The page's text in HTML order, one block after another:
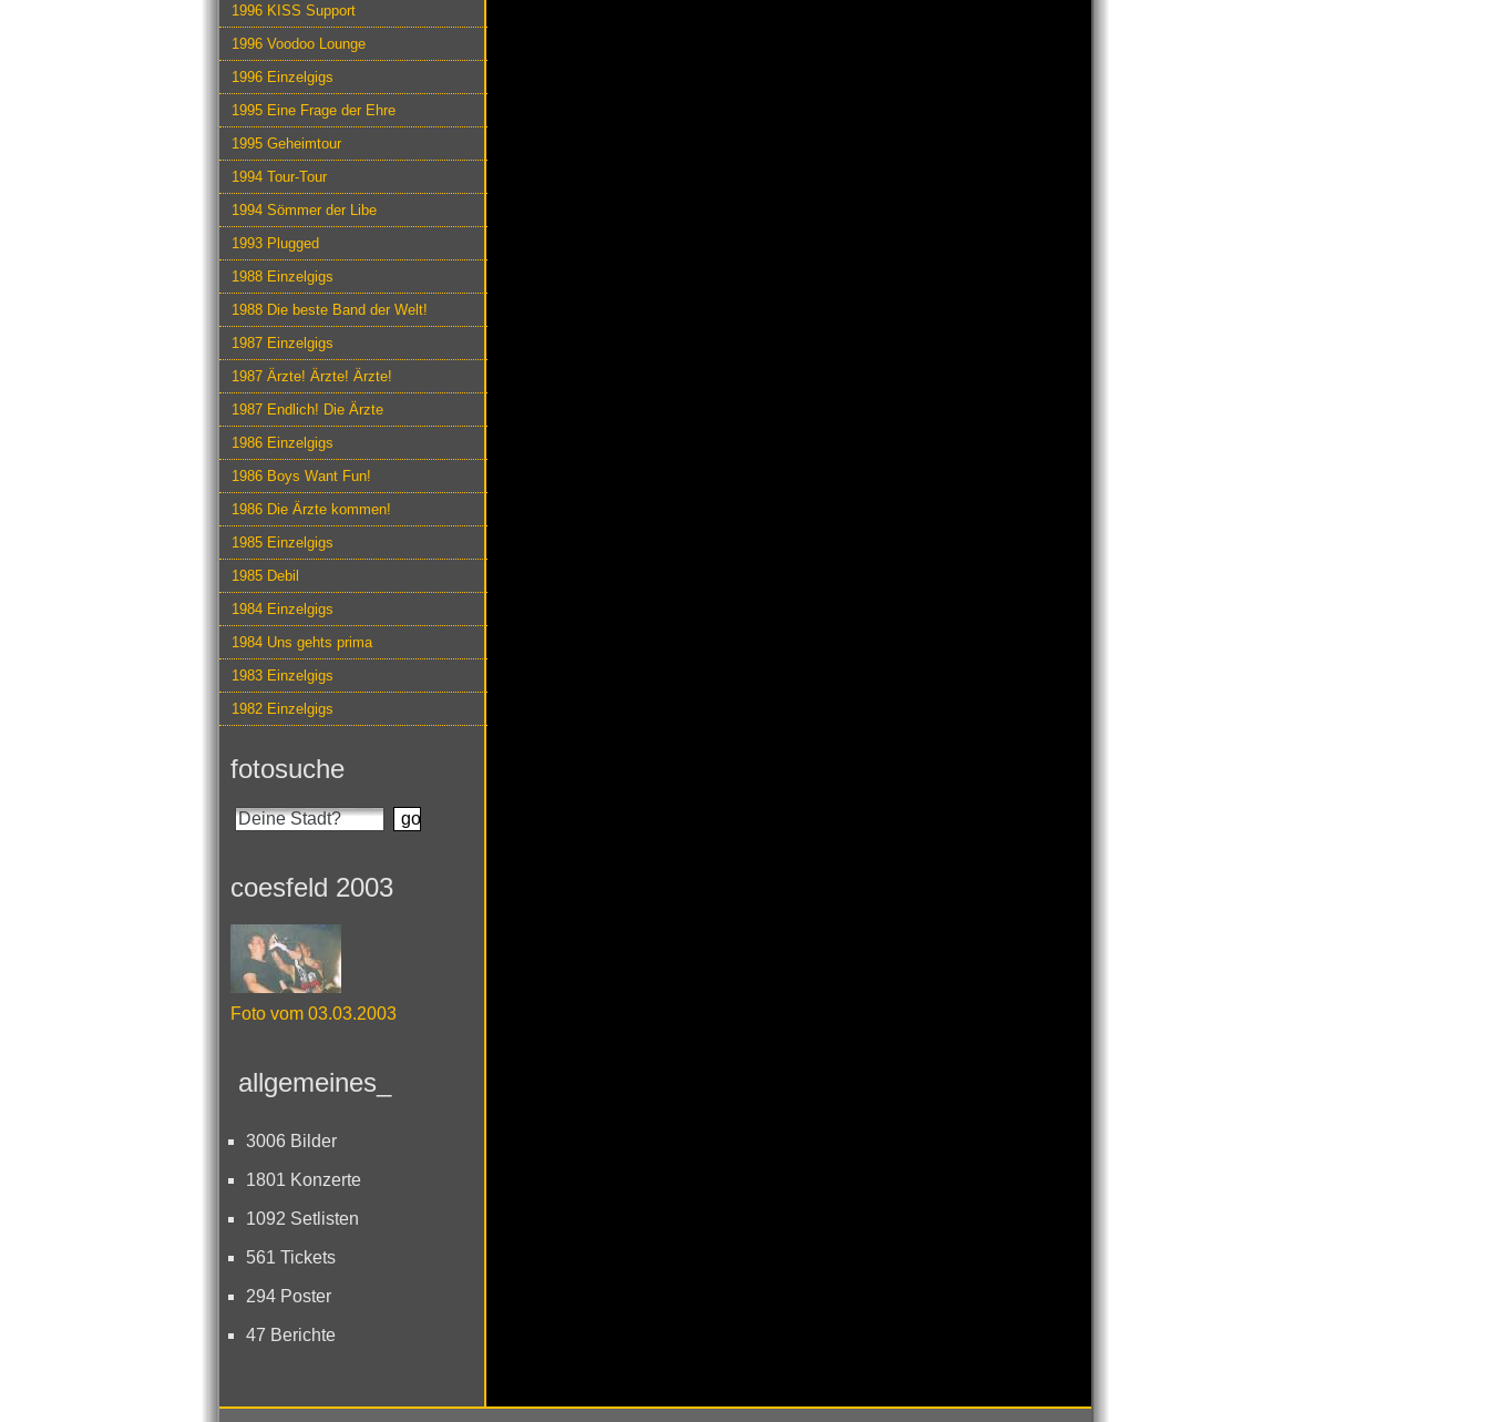
1996 KISS Support
1996 Voodoo Lounge
1996 Einzelgigs
1995 Eine Frage der Ehre
1995 Geheimtour
1994 Tour-Tour
1994 Sömmer der Libe
1993 Plugged
1988 Einzelgigs
1988 Die beste Band der Welt!
1987 Einzelgigs
1987 Ärzte! Ärzte! Ärzte!
1987 Endlich! Die Ärzte
1986 Einzelgigs
1986 Boys Want Fun!
1986 Die Ärzte kommen!
1985 Einzelgigs
1985 Debil
1984 Einzelgigs
1984 Uns gehts prima
1983 Einzelgigs
1982 Einzelgigs
fotosuche
coesfeld 2003
Foto vom 03.03.2003
allgemeines_
3006 Bilder
1801 Konzerte
1092 Setlisten
561 Tickets
294 Poster
47 Berichte